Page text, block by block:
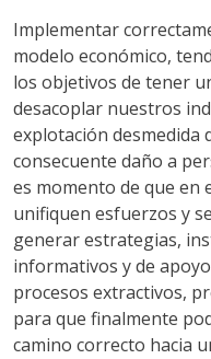
Implementar
modelo económico,
los objetivos de tener
desacoplar nuestros
explotación desmedida
consecuente daño a
es momento de que en
unifiquen esfuerzos y
generar estrategias,
informativos y de
procesos extractivos,
para que finalmente
camino correcto hacia